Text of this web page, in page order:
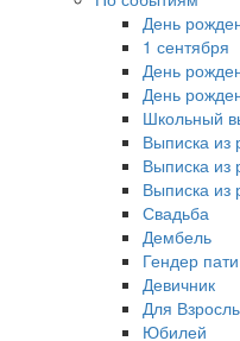
День
1 сентября
День
День
Школьный
Выписка из
Выписка из
Выписка из
Свадьба
Дембель
Гендер пати
Девичник
Для
Юбилей